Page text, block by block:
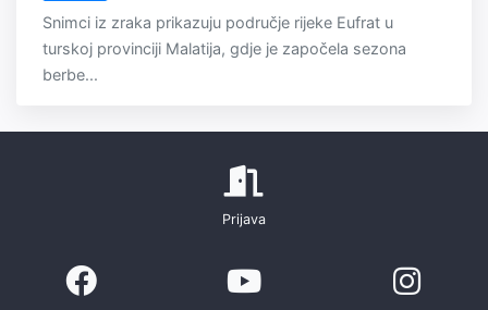
Snimci iz zraka prikazuju područje rijeke Eufrat u
turskoj provinciji Malatija, gdje je započela sezona
berbe...
Prijava